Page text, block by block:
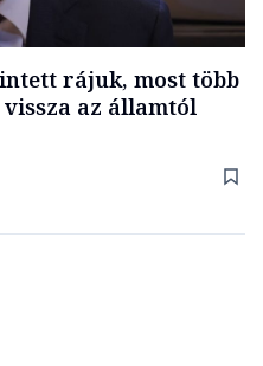
rájuk, most több
az államtól